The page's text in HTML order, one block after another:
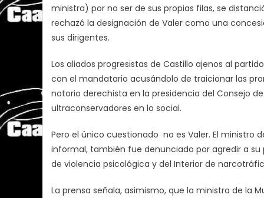
ministra) por no ser de sus propias filas, se
rechazó la designación de Valer como una
sus dirigentes.
Los aliados progresistas de Castillo ajenos al
con el mandatario acusándolo de traicionar las
notorio derechista en la presidencia del Consejo
ultraconservadores en lo social.
Pero el único cuestionado no es Valer. El ministro
informal, también fue denunciado por agredir a
de violencia psicológica y del Interior de
La prensa señala, asimismo, que la ministra de la